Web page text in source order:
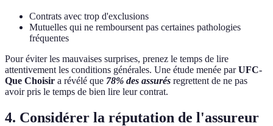
Contrats avec trop d'exclusions
Mutuelles qui ne remboursent pas certaines pathologies
fréquentes
Pour éviter les mauvaises surprises, prenez le temps de lire
attentivement les conditions générales. Une étude menée parUFC-
Que Choisir a révélé que 78% des assurés regrettent de ne pas
avoir pris le temps de bien lire leur contrat.
4. Considérer la réputation de l'assureur